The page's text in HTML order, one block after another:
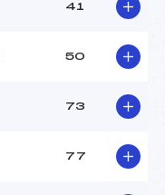
41
50
73
77